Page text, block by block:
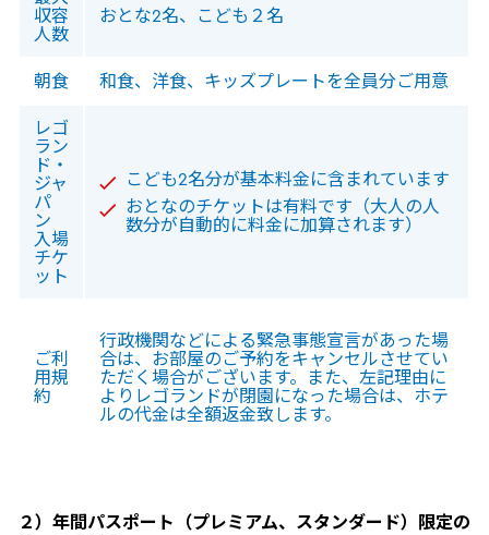
収容
人数
おとな2名、こども２名
朝食 和食、洋食、キッズプレートを全員分ご用意
レゴ
ラン
ド・
ジャ
パ
ン
入場
チケ
ット
こども2名分が基本料金に含まれています
おとなのチケットは有料です （大人の人
数分が自動的に料金に加算されます）
ご利
用規
約
行政機関などによる緊急事態宣言があった場
合は、お部屋のご予約をキャンセルさせてい
ただく場合がございます。また、左記理由に
よりレゴランドが閉園になった場合は、ホテ
ルの代金は全額返金致します。
２）年間パスポート（プレミアム、スタンダード）限定の